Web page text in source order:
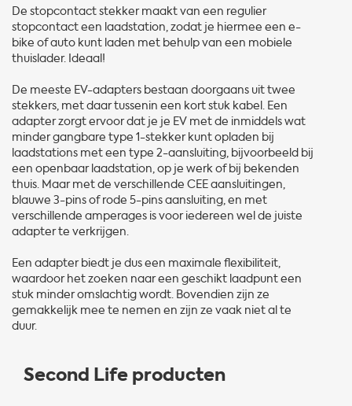
De stopcontact stekker maakt van een regulier
stopcontact een laadstation, zodat je hiermee een e-
bike of auto kunt laden met behulp van een mobiele
thuislader. Ideaal!
De meeste EV-adapters bestaan doorgaans uit twee
stekkers, met daar tussenin een kort stuk kabel. Een
adapter zorgt ervoor dat je je EV met de inmiddels wat
minder gangbare type 1-stekker kunt opladen bij
laadstations met een type 2-aansluiting, bijvoorbeeld bij
een openbaar laadstation, op je werk of bij bekenden
thuis. Maar met de verschillende CEE aansluitingen,
blauwe 3-pins of rode 5-pins aansluiting, en met
verschillende amperages is voor iedereen wel de juiste
adapter te verkrijgen.
Een adapter biedt je dus een maximale flexibiliteit,
waardoor het zoeken naar een geschikt laadpunt een
stuk minder omslachtig wordt. Bovendien zijn ze
gemakkelijk mee te nemen en zijn ze vaak niet al te
duur.
Second Life producten